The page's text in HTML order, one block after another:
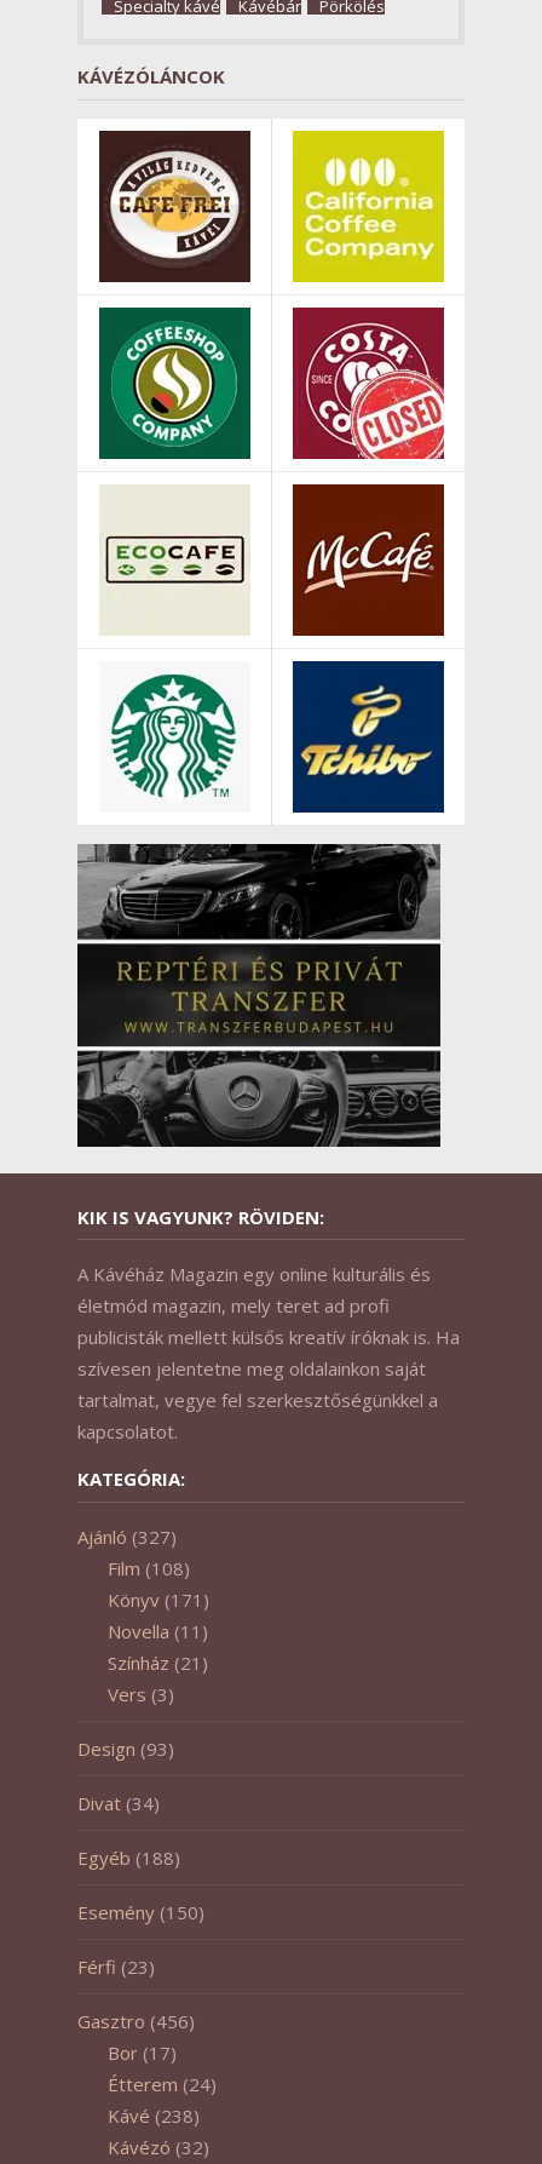
Specialty kávé Kávébár Pörkölés
KÁVÉZÓLÁNCOK
KIK IS VAGYUNK? RÖVIDEN:
A Kávéház Magazin egy online kulturális és
életmód magazin, mely teret ad profi
publicisták mellett külsős kreatív íróknak is. Ha
szívesen jelentetne meg oldalainkon saját
tartalmat, vegye fel szerkesztőségünkkel a
kapcsolatot.
KATEGÓRIA:
Ajánló (327)
Film (108)
Könyv (171)
Novella (11)
Színház (21)
Vers (3)
Design (93)
Divat (34)
Egyéb (188)
Esemény (150)
Férfi (23)
Gasztro (456)
Bor (17)
Étterem (24)
Kávé (238)
Kávézó (32)